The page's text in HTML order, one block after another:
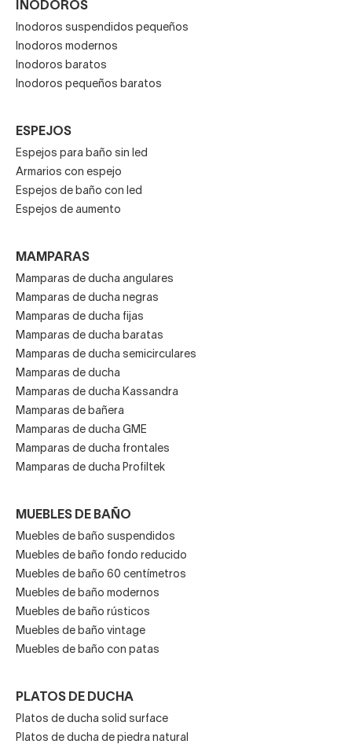
INODOROS
Inodoros suspendidos pequeños
Inodoros modernos
Inodoros baratos
Inodoros pequeños baratos
ESPEJOS
Espejos para baño sin led
Armarios con espejo
Espejos de baño con led
Espejos de aumento
MAMPARAS
Mamparas de ducha angulares
Mamparas de ducha negras
Mamparas de ducha fijas
Mamparas de ducha baratas
Mamparas de ducha semicirculares
Mamparas de ducha
Mamparas de ducha Kassandra
Mamparas de bañera
Mamparas de ducha GME
Mamparas de ducha frontales
Mamparas de ducha Profiltek
MUEBLES DE BAÑO
Muebles de baño suspendidos
Muebles de baño fondo reducido
Muebles de baño 60 centímetros
Muebles de baño modernos
Muebles de baño rústicos
Muebles de baño vintage
Muebles de baño con patas
PLATOS DE DUCHA
Platos de ducha solid surface
Platos de ducha de piedra natural